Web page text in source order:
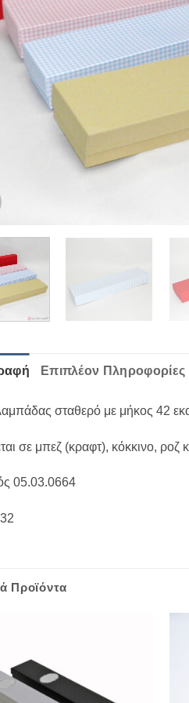
Επιπλέον Πληροφορίες
σταθερό με μήκος 42
σε μπεζ (κραφτ), κόκκινο, ροζ
05.03.0664
Προϊόντα